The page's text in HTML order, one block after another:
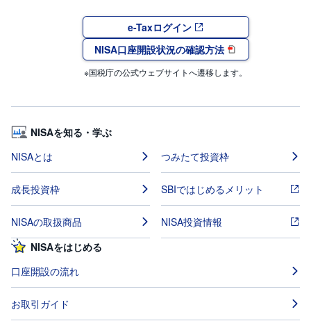
e-Taxログイン
NISA口座開設状況の確認方法
※国税庁の公式ウェブサイトへ遷移します。
NISAを知る・学ぶ
NISAとは
つみたて投資枠
成長投資枠 SBIではじめるメリット
NISAの取扱商品
NISA投資情報
NISAをはじめる
口座開設の流れ
お取引ガイド